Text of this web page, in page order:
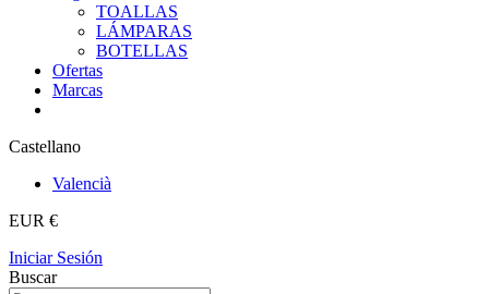
TOALLAS
LÁMPARAS
BOTELLAS
Ofertas
Marcas
Castellano
Valencià
EUR €
Iniciar Sesión
Buscar